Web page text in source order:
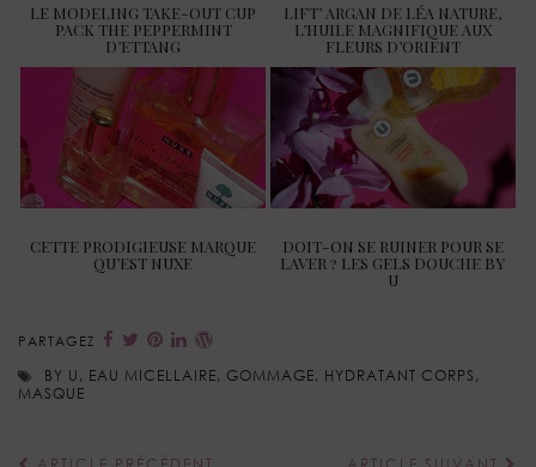
LE MODELING TAKE-OUT CUP
PACK THE PEPPERMINT
D’ETTANG
LIFT’ ARGAN DE LÉA NATURE,
L’HUILE MAGNIFIQUE AUX
FLEURS D’ORIENT
CETTE PRODIGIEUSE MARQUE
QU’EST NUXE
DOIT-ON SE RUINER POUR SE
LAVER ? LES GELS DOUCHE BY
U
PARTAGEZ
BY U , EAU MICELLAIRE, GOMMAGE, HYDRATANT CORPS ,
MASQUE